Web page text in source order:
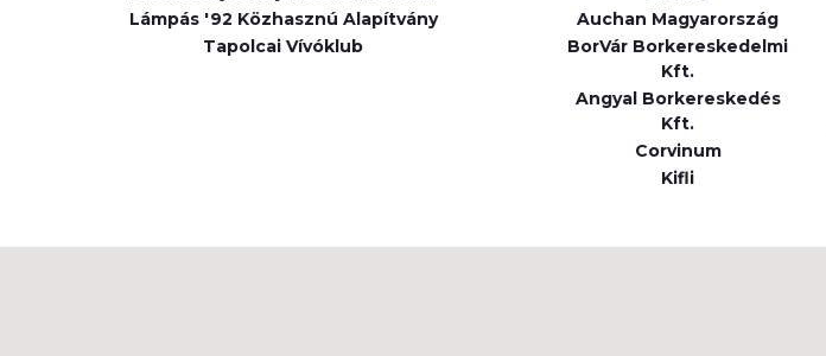
Lámpás '92 Közhasznú Alapítvány
Tapolcai Vívóklub
Auchan Magyarország
BorVár Borkereskedelmi
Kft.
Angyal Borkereskedés
Kft.
Corvinum
Kifli